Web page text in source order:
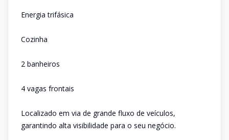
Energia trifásica
Cozinha
2 banheiros
4 vagas frontais
Localizado em via de grande fluxo de veículos,
garantindo alta visibilidade para o seu negócio.